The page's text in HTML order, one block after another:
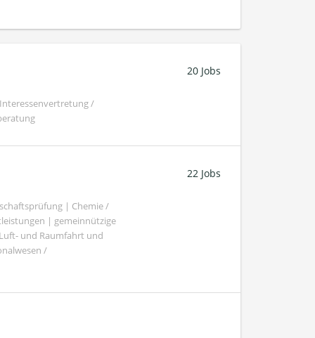
/
20 Jobs
| Chemie /
| gemeinnützige
und Raumfahrt und
/
22 Jobs